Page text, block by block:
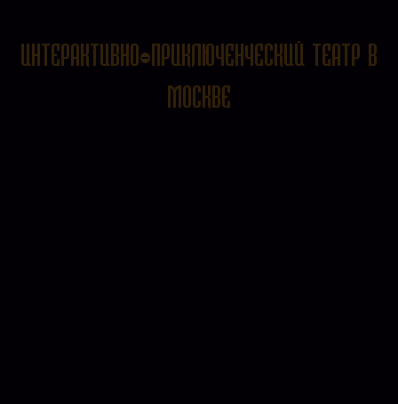
ИНТЕРАКТИВНО-ПРИКЛЮЧЕНЧЕСКИЙ ТЕАТР В
МОСКВЕ